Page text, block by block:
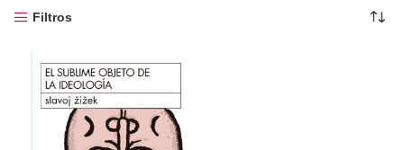
Filtros